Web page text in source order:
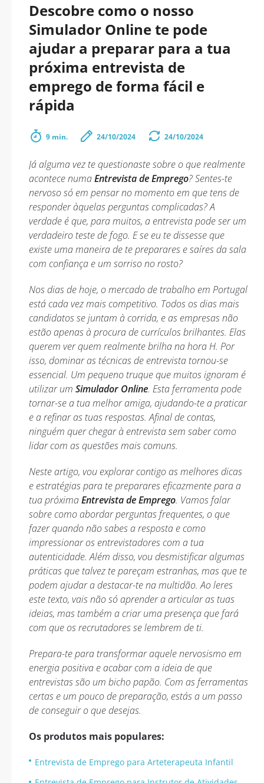
Descobre como o nosso
Simulador Online te pode
ajudar a preparar para a tua
próxima entrevista de
emprego de forma fácil e
rápida
9 min. 24/10/2024 24/10/2024
Já alguma vez te questionaste sobre o que realmente
acontece numaEntrevista de Emprego? Sentes-te
nervoso só em pensar no momento em que tens de
responder àquelas perguntas complicadas? A
verdade é que, para muitos, a entrevista pode ser um
verdadeiro teste de fogo. E se eu te dissesse que
existe uma maneira de te preparares e saíres da sala
com confiança e um sorriso no rosto?
Nos dias de hoje, o mercado de trabalho em Portugal
está cada vez mais competitivo. Todos os dias mais
candidatos se juntam à corrida, e as empresas não
estão apenas à procura de currículos brilhantes. Elas
querem ver quem realmente brilha na hora H. Por
isso, dominar as técnicas de entrevista tornou-se
essencial. Um pequeno truque que muitos ignoram é
utilizar um Simulador Online. Esta ferramenta pode
tornar-se a tua melhor amiga, ajudando-te a praticar
e a refinar as tuas respostas. Afinal de contas,
ninguém quer chegar à entrevista sem saber como
lidar com as questões mais comuns.
Neste artigo, vou explorar contigo as melhores dicas
e estratégias para te preparares eficazmente para a
tua próximaEntrevista de Emprego. Vamos falar
sobre como abordar perguntas frequentes, o que
fazer quando não sabes a resposta e como
impressionar os entrevistadores com a tua
autenticidade. Além disso, vou desmistificar algumas
práticas que talvez te pareçam estranhas, mas que te
podem ajudar a destacar-te na multidão. Ao leres
este texto, vais não só aprender a articular as tuas
ideias, mas também a criar uma presença que fará
com que os recrutadores se lembrem de ti.
Prepara-te para transformar aquele nervosismo em
energia positiva e acabar com a ideia de que
entrevistas são um bicho papão. Com as ferramentas
certas e um pouco de preparação, estás a um passo
de conseguir o que desejas.
Os produtos mais populares:
Entrevista de Emprego para Arteterapeuta Infantil